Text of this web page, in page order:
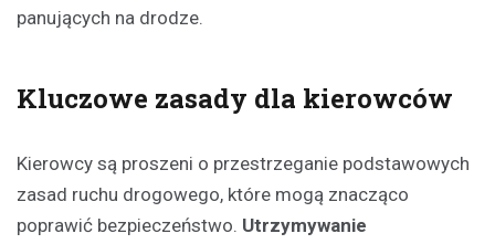
panujących na drodze.
Kluczowe zasady dla kierowców
Kierowcy są proszeni o przestrzeganie podstawowych
zasad ruchu drogowego, które mogą znacząco
poprawić bezpieczeństwo. Utrzymywanie